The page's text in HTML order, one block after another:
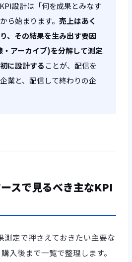
設計は「何を成果とみなす
ら始まります。 売上はあく
、その結果を生み出す要因
アーカイブ)を分解して測定
に設計することが、配信を
業と、配信して終わりの企
スで見るべき主なKPI
測定で押さえておきたい主要な
入後まで一覧で整理します。